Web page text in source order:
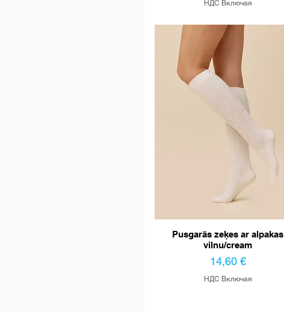
НДС Включая
Pusgarās zeķes ar alpakas
vilnu/cream
Цена
14,60 €
НДС Включая